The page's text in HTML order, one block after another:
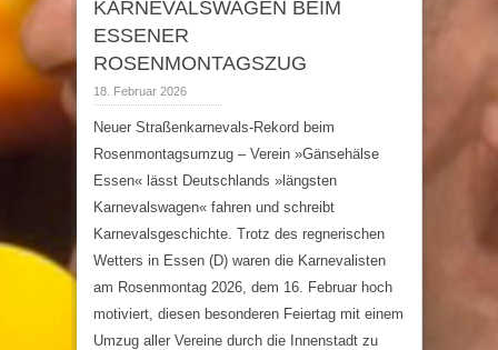
KARNEVALSWAGEN BEIM
ESSENER
ROSENMONTAGSZUG
18. Februar 2026
Neuer Straßenkarnevals-Rekord beim
Rosenmontagsumzug – Verein »Gänsehälse
Essen« lässt Deutschlands »längsten
Karnevalswagen« fahren und schreibt
Karnevalsgeschichte. Trotz des regnerischen
Wetters in Essen (D) waren die Karnevalisten
am Rosenmontag 2026, dem 16. Februar hoch
motiviert, diesen besonderen Feiertag mit einem
Umzug aller Vereine durch die Innenstadt zu